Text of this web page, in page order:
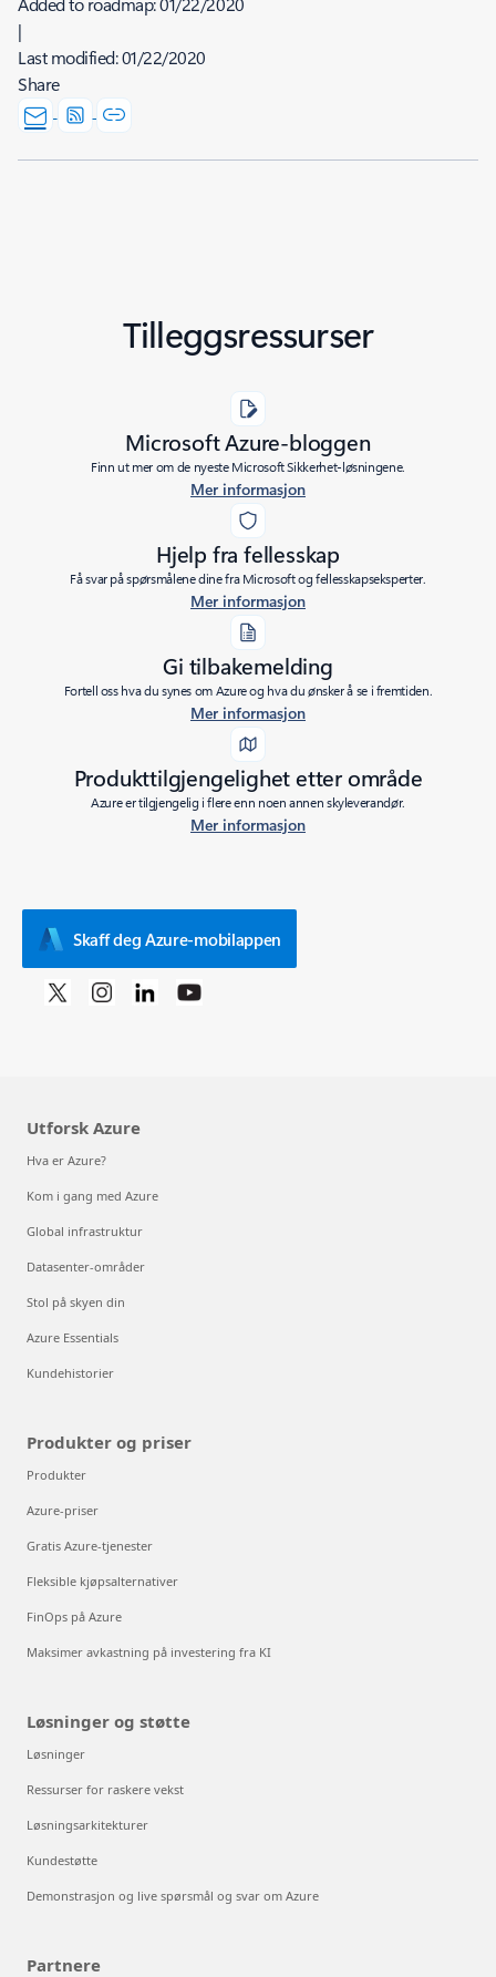
|
Last modified:01/22/2020
Share
Tilleggsressurser
Microsoft Azure-bloggen
Finn ut mer om de nyeste Microsoft Sikkerhet-løsningene.
Mer informasjon
Hjelp fra fellesskap
Få svar på spørsmålene dine fra Microsoft og fellesskapseksperter.
Mer informasjon
Gi tilbakemelding
Fortell oss hva du synes om Azure og hva du ønsker å se i fremtiden.
Mer informasjon
Produkttilgjengelighet etter område
Azure er tilgjengelig i flere enn noen annen skyleverandør.
Mer informasjon
Skaff deg Azure-mobilappen
Utforsk Azure
Hva er Azure?
Kom i gang med Azure
Global infrastruktur
Datasenter-områder
Stol på skyen din
Azure Essentials
Kundehistorier
Produkter og priser
Produkter
Azure-priser
Gratis Azure-tjenester
Fleksible kjøpsalternativer
FinOps på Azure
Maksimer avkastning på investering fra KI
Løsninger og støtte
Løsninger
Ressurser for raskere vekst
Løsningsarkitekturer
Kundestøtte
Demonstrasjon og live spørsmål og svar om Azure
Partnere